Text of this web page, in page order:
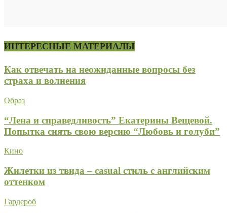
ИНТЕРЕСНЫЕ МАТЕРИАЛЫ
Как отвечать на неожиданные вопросы без
страха и волнения
Образ
“Лена и справедливость” Екатерины Вещевой.
Попытка снять свою версию “Любовь и голуби”
Кино
Жилетки из твида – casual стиль с английским
оттенком
Гардероб